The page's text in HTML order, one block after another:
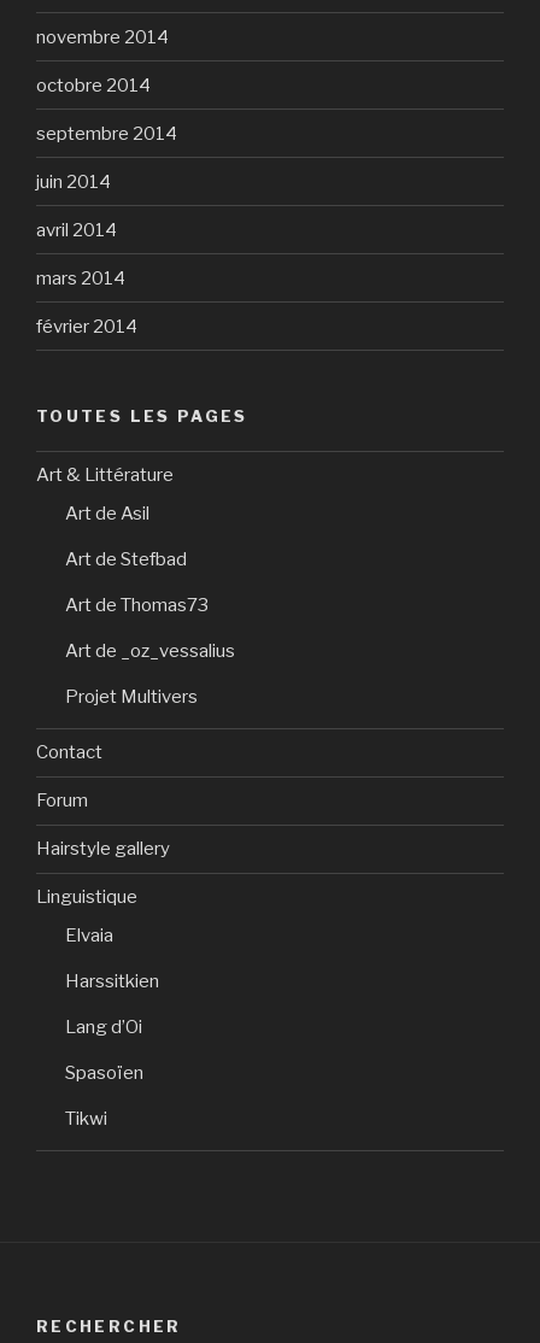
novembre 2014
octobre 2014
septembre 2014
juin 2014
avril 2014
mars 2014
février 2014
TOUTES LES PAGES
Art & Littérature
Art de Asil
Art de Stefbad
Art de Thomas73
Art de _oz_vessalius
Projet Multivers
Contact
Forum
Hairstyle gallery
Linguistique
Elvaia
Harssitkien
Lang d’Oi
Spasoïen
Tikwi
RECHERCHER